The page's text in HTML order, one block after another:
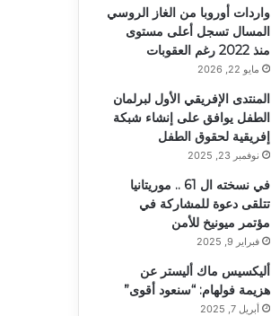
واردات أوروبا من الغاز الروسي
المسال تسجل أعلى مستوى
منذ 2022 رغم العقوبات
مايو 22, 2026
المنتدى الإفريقي الأول لبرلمان
الطفل يوافق على إنشاء شبكة
إفريقية لحقوق الطفل
نوفمبر 23, 2025
في نسخته ال 61 .. موريتانيا
تتلقى دعوة للمشاركة في
مؤتمر ميونيخ للأمن
فبراير 9, 2025
أليكسيس ماك أليستر عن
هزيمة فولهام: “سنعود أقوى”
أبريل 7, 2025